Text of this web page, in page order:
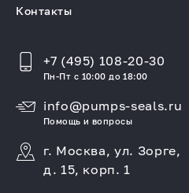
Контакты
+7 (495) 108-20-30
Пн-Пт с 10:00 до 18:00
info@pumps-seals.ru
Помощь и вопросы
г. Москва, ул. Зорге,
д. 15, корп. 1